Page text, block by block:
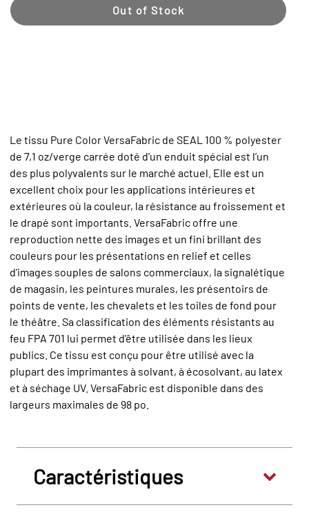
Out of Stock
Le tissu Pure Color VersaFabric de SEAL 100 % polyester
de 7,1 oz/verge carrée doté d'un enduit spécial est l’un
des plus polyvalents sur le marché actuel. Elle est un
excellent choix pour les applications intérieures et
extérieures où la couleur, la résistance au froissement et
le drapé sont importants. VersaFabric offre une
reproduction nette des images et un fini brillant des
couleurs pour les présentations en relief et celles
d'images souples de salons commerciaux, la signalétique
de magasin, les peintures murales, les présentoirs de
points de vente, les chevalets et les toiles de fond pour
le théâtre. Sa classification des éléments résistants au
feu FPA 701 lui permet d'être utilisée dans les lieux
publics. Ce tissu est conçu pour être utilisé avec la
plupart des imprimantes à solvant, à écosolvant, au latex
et à séchage UV. VersaFabric est disponible dans des
largeurs maximales de 98 po.
Caractéristiques